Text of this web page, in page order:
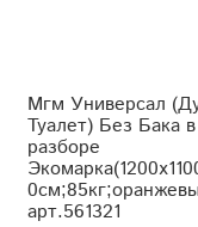
Мгм Универсал (Душ +
Туалет) Без Бака в
разборе
арт.561321